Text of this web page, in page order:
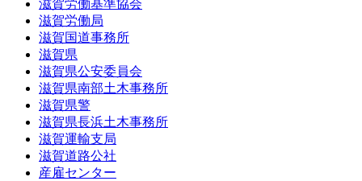
滋賀労働基準協会
滋賀労働局
滋賀国道事務所
滋賀県
滋賀県公安委員会
滋賀県南部土木事務所
滋賀県警
滋賀県長浜土木事務所
滋賀運輸支局
滋賀道路公社
産雇センター